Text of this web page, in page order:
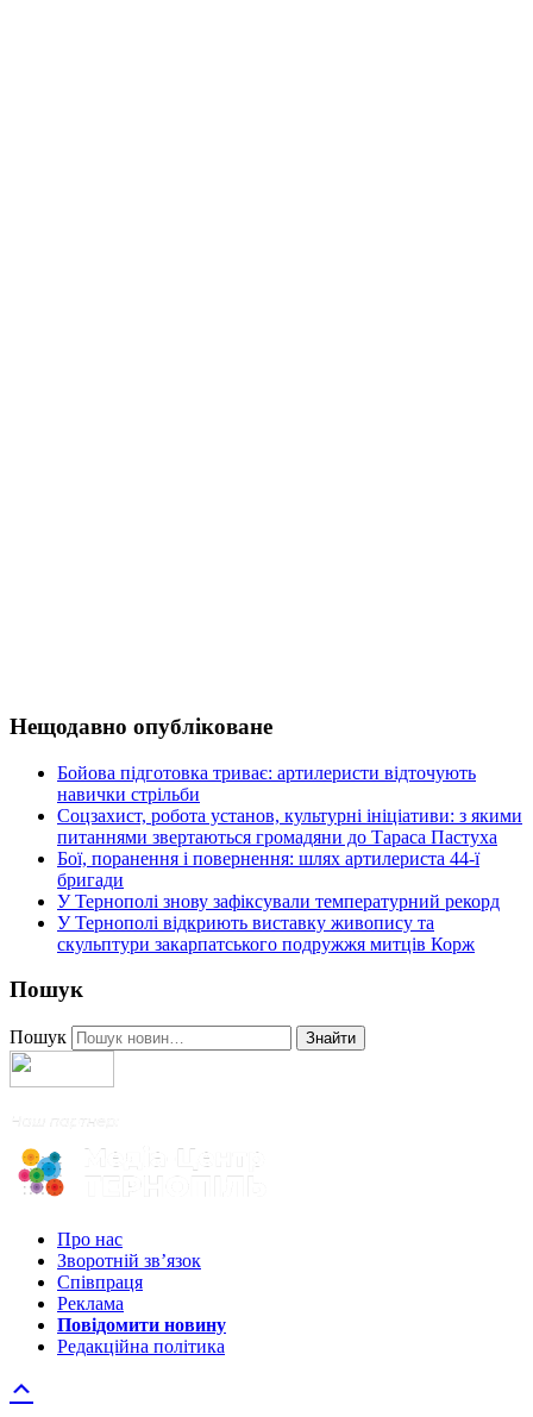
Нещодавно опубліковане
Бойова підготовка триває: артилеристи відточують
навички стрільби
Соцзахист, робота установ, культурні ініціативи: з якими
питаннями звертаються громадяни до Тараса Пастуха
Бої, поранення і повернення: шлях артилериста 44-ї
бригади
У Тернополі знову зафіксували температурний рекорд
У Тернополі відкриють виставку живопису та
скульптури закарпатського подружжя митців Корж
Пошук
Пошук Знайти
Про нас
Зворотній зв’язок
Співпраця
Реклама
Повідомити новину
Редакційна політика